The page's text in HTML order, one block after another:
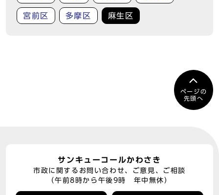
宮前区 多摩区 麻生区
ページの
先頭へ
サンキューコールかわさき
市政に関するお問い合わせ、ご意見、ご相談
（午前8時から午後9時 年中無休）